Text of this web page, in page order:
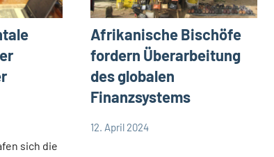
sich die
Afrikanische Bischöfe
fordern Überarbeitung
des globalen
Finanzsystems
App-
12. April 2024
Andrea